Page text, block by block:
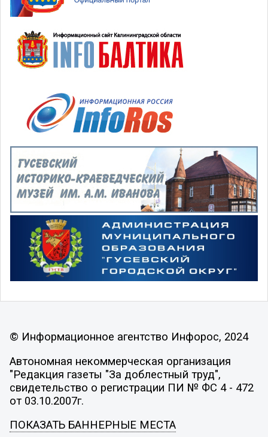
© Информационное агентство Инфорос, 2024
Автономная некоммерческая организация
"Редакция газеты "За доблестный труд",
свидетельство о регистрации ПИ № ФС 4 - 472
от 03.10.2007г.
ПОКАЗАТЬ БАННЕРНЫЕ МЕСТА